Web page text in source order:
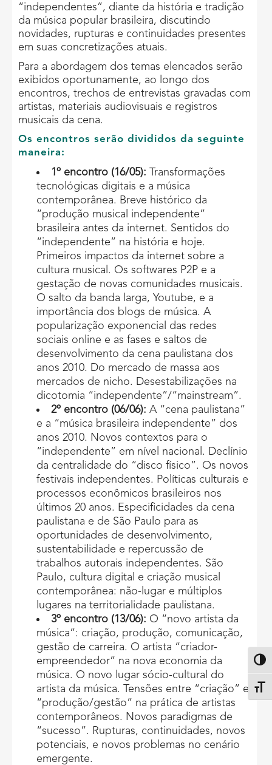
“independentes”, diante da história e tradição
da música popular brasileira, discutindo
novidades, rupturas e continuidades presentes
em suas concretizações atuais.
Para a abordagem dos temas elencados serão
exibidos oportunamente, ao longo dos
encontros, trechos de entrevistas gravadas com
artistas, materiais audiovisuais e registros
musicais da cena.
Os encontros serão divididos da seguinte
maneira:
1º encontro (16/05): Transformações
tecnológicas digitais e a música
contemporânea. Breve histórico da
“produção musical independente”
brasileira antes da internet. Sentidos do
“independente” na história e hoje.
Primeiros impactos da internet sobre a
cultura musical. Os softwares P2P e a
gestação de novas comunidades musicais.
O salto da banda larga, Youtube, e a
importância dos blogs de música. A
popularização exponencial das redes
sociais online e as fases e saltos de
desenvolvimento da cena paulistana dos
anos 2010. Do mercado de massa aos
mercados de nicho. Desestabilizações na
dicotomia “independente”/“mainstream”.
2º encontro (06/06): A “cena paulistana”
e a “música brasileira independente” dos
anos 2010. Novos contextos para o
“independente” em nível nacional. Declínio
da centralidade do “disco físico”. Os novos
festivais independentes. Políticas culturais e
processos econômicos brasileiros nos
últimos 20 anos. Especificidades da cena
paulistana e de São Paulo para as
oportunidades de desenvolvimento,
sustentabilidade e repercussão de
trabalhos autorais independentes. São
Paulo, cultura digital e criação musical
contemporânea: não-lugar e múltiplos
lugares na territorialidade paulistana.
3º encontro (13/06): O “novo artista da
música”: criação, produção, comunicação,
gestão de carreira. O artista “criador-
empreendedor” na nova economia da
música. O novo lugar sócio-cultural do
artista da música. Tensões entre “criação” e
“produção/gestão” na prática de artistas
contemporâneos. Novos paradigmas de
“sucesso”. Rupturas, continuidades, novos
potenciais, e novos problemas no cenário
emergente.